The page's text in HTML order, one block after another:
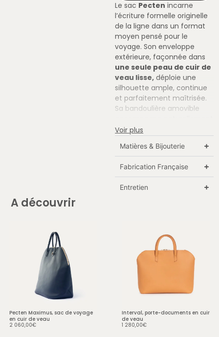
Le sac Pecten incarne
l’écriture formelle originelle
de la ligne dans un format
moyen pensé pour le
voyage. Son enveloppe
extérieure, façonnée dans
une seule peau de cuir de
veau lisse, déploie une
silhouette ample, continue
et parfaitement maîtrisée.
Sa bandoulière amovible
la diversité des portés,
généreuxpermet
indispensables du voyage
compagnon de voyage et
et résolument singulière.
• Sac de voyage moyen
format :
55 x 40 x 18,5 cm
(Longueur x Hauteur x
Largeur)
• Bandoulière amovible &
réglable : 155 cm pour un
Voir plus
Matières & Bijouterie
Fabrication Française
Entretien
A découvrir
Pecten Maximus, sac de voyage
en cuir de veau
2 060,00€
Interval, porte-documents en cuir
de veau
1 280,00€